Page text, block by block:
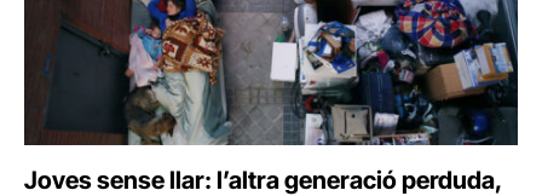
Joves sense llar: l’altra generació perduda,